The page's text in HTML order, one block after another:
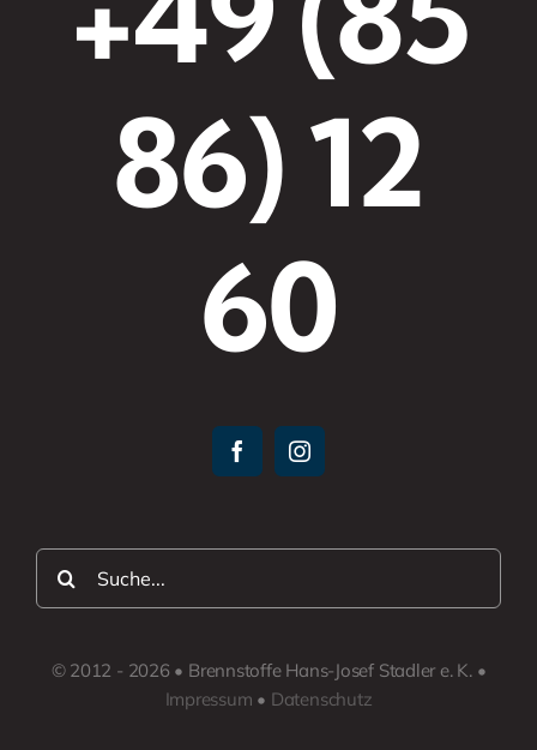
86) 12
60
Suche
nach:
© 2012 - 2026 • Brennstoffe Hans-Josef Stadler e. K. •
Impressum • Datenschutz